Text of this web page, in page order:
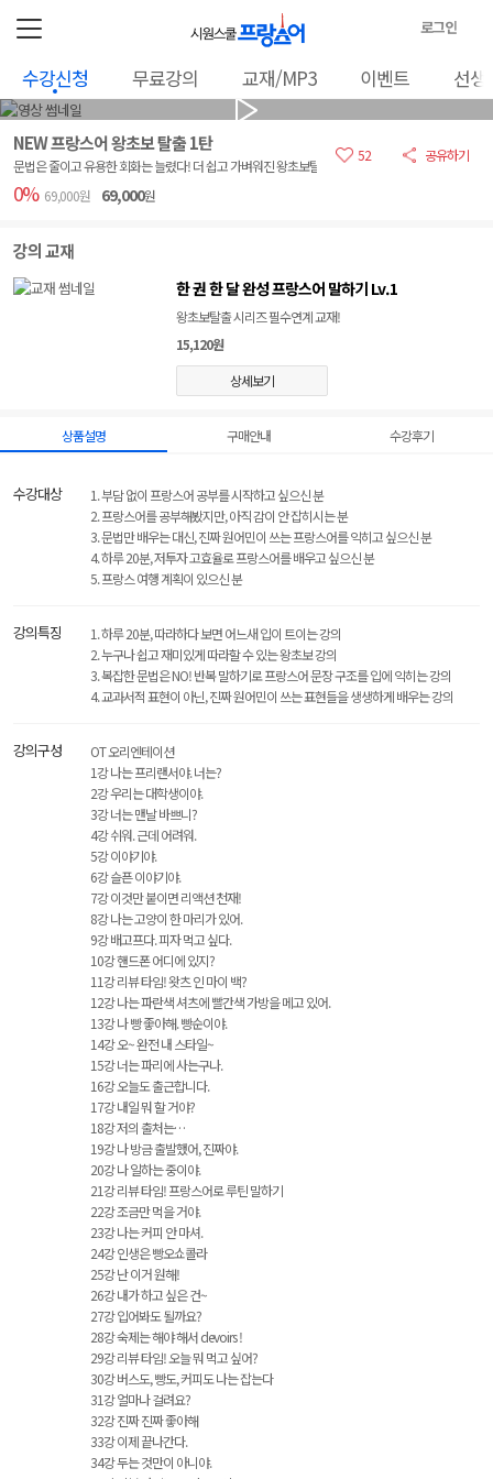
인
로그인
수강신청 무료강의 교재/MP3 이벤트 선생
NEW 프랑스어 왕초보 탈출 1탄
문법은 줄이고 유용한 회화는 늘렸다! 더 쉽고 가벼워진 왕초보탈출
0% 69,000원 69,000원
52 공유하기
강의 교재
한 권 한 달 완성 프랑스어 말하기 Lv.1
왕초보탈출 시리즈 필수연계 교재!
15,120원
상세보기
상품설명 구매안내 수강후기
수강대상
1. 부담 없이 프랑스어 공부를 시작하고 싶으신 분
2. 프랑스어를 공부해봤지만, 아직 감이 안 잡히시는 분
3. 문법만 배우는 대신, 진짜 원어민이 쓰는 프랑스어를 익히고 싶으신 분
4. 하루 20분, 저투자 고효율로 프랑스어를 배우고 싶으신 분
5. 프랑스 여행 계획이 있으신 분
강의특징
1. 하루 20분, 따라하다 보면 어느새 입이 트이는 강의
2. 누구나 쉽고 재미있게 따라할 수 있는 왕초보 강의
3. 복잡한 문법은 NO! 반복 말하기로 프랑스어 문장 구조를 입에 익히는 강의
4. 교과서적 표현이 아닌, 진짜 원어민이 쓰는 표현들을 생생하게 배우는 강의
강의구성
OT 오리엔테이션
1강 나는 프리랜서야. 너는?
2강 우리는 대학생이야.
3강 너는 맨날 바쁘니?
4강 쉬워. 근데 어려워.
5강 이야기야.
6강 슬픈 이야기야.
7강 이것만 붙이면 리액션 천재!
8강 나는 고양이 한 마리가 있어.
9강 배고프다. 피자 먹고 싶다.
10강 핸드폰 어디에 있지?
11강 리뷰 타임! 왓츠 인 마이 백?
12강 나는 파란색 셔츠에 빨간색 가방을 메고 있어.
13강 나 빵 좋아해. 빵순이야.
14강 오~ 완전 내 스타일~
15강 너는 파리에 사는구나.
16강 오늘도 출근합니다.
17강 내일 뭐 할 거야?
18강 저의 출처는…
19강 나 방금 출발했어, 진짜야.
20강 나 일하는 중이야.
21강 리뷰 타임! 프랑스어로 루틴 말하기
22강 조금만 먹을 거야.
23강 나는 커피 안 마셔.
24강 인생은 빵오쇼콜라
25강 난 이거 원해!
26강 내가 하고 싶은 건~
27강 입어봐도 될까요?
28강 숙제는 해야 해서 devoirs !
29강 리뷰 타임! 오늘 뭐 먹고 싶어?
30강 버스도, 빵도, 커피도 나는 잡는다
31강 얼마나 걸려요?
32강 진짜 진짜 좋아해
33강 이제 끝나간다.
34강 두는 것만이 아니야.